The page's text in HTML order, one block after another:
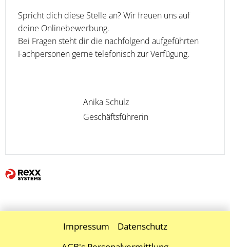
Spricht dich diese Stelle an? Wir freuen uns auf
deine Onlinebewerbung.
Bei Fragen steht dir die nachfolgend aufgeführten
Fachpersonen gerne telefonisch zur Verfügung.
Anika Schulz
Geschäftsführerin
Impressum
Datenschutz